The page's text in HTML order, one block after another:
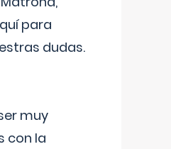
para
dudas.
muy
con la